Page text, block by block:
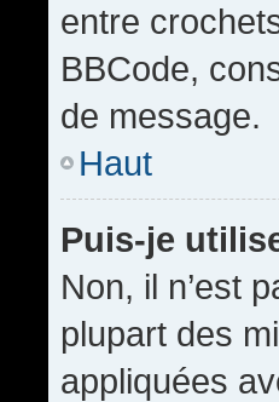
entre
BBCode,
de message.
Haut
Puis-je
Non, il n’est
plupart des
appliquées